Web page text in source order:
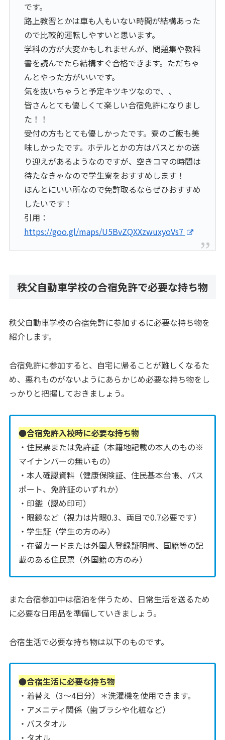
です。
路上教習とかは車も人もいない時間が結構あった
ので比較的運転しやすいと思います。
学科の方が大変かもしれませんが、問題集や教科
書を読んでたら結構すぐ合格できます。ただちゃ
んとやった方がいいです。
気を抜いちゃうと予定キツキツなので、、
皆さんとても優しくて楽しい合宿免許になりまし
た！！
受付の方もとても優しかったです。寮のご飯も美
味しかったです。ホテルとかの方はバスとかの送
り迎えがあるようなのですが、空きコマの時間は
待たなきゃなので学生寮をおすすめします！
ほんとにいい所なので免許取るならぜひおすすめ
したいです！
引用：
https://goo.gl/maps/U5BvZQXXzwuxyoVs7
秩父自動車学校の合宿免許で必要な持ち物
秩父自動車学校の合宿免許に参加するに必要な持ち物を
紹介します。
合宿免許に参加すると、自宅に帰ることが難しくなるた
め、悪れものがないようにあらかじめ必要な持ち物をし
っかりと把握しておきましょう。
●合宿免許入校時に必要な持ち物
・住民票または免許証（本籍地記載の本人のもの※
マイナンバーの無いもの）
・本人確認資料（健康保険証、住民基本台帳、パス
ポート、免許証のいずれか）
・印鑑（認め印可）
・眼鏡など（視力は片眼0.3、両目で0.7必要です）
・学生証（学生の方のみ）
・在留カードまたは外国人登録証明書、国籍等の記
載のある住民票（外国籍の方のみ）
また合宿参加中は宿泊を伴うため、日常生活を送るため
に必要な日用品を準備していきましょう。
合宿生活で必要な持ち物は以下のものです。
●合宿生活に必要な持ち物
・着替え（3〜4日分）＊洗濯機を使用できます。
・アメニティ関係（歯ブラシや化粧など）
・バスタオル
・タオル